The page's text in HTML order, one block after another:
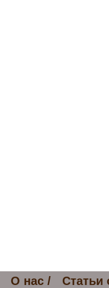
О нас / Статьи